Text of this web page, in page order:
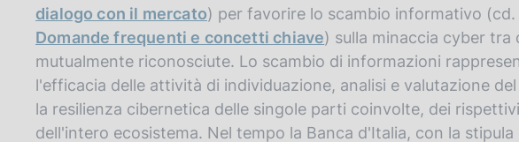
dialogo con il mercato) per favorire lo scambio informativo (cd.
Domande frequenti e concetti chiave) sulla minaccia cyber
mutualmente riconosciute. Lo scambio di informazioni
l'efficacia delle attività di individuazione, analisi e valutazione
la resilienza cibernetica delle singole parti coinvolte, dei
dell'intero ecosistema. Nel tempo la Banca d'Italia, con la